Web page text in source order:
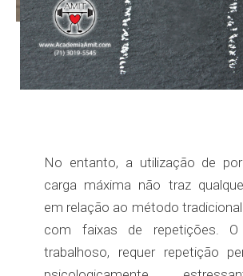
No entanto, a utilização de
carga máxima não traz
em relação ao método
com faixas de repetições.
trabalhoso, requer repetição